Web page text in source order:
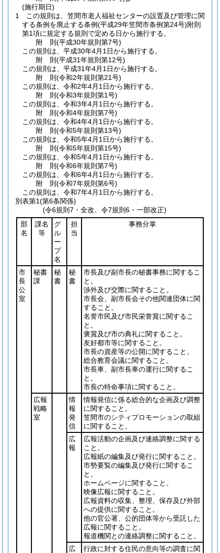
(施行期日)
1
この規則は、笠間市老人福祉センターの設置及び管理に関
する条例を廃止する条例(平成29年笠間市条例第24号)附則
第1項に規定する規則で定める日から施行する。
附 則(平成30年規則第7号)
この規則は、平成30年4月1日から施行する。
附 則(平成31年規則第12号)
この規則は、平成31年4月1日から施行する。
附 則(令和2年規則第21号)
この規則は、令和2年4月1日から施行する。
附 則(令和3年規則第1号)
この規則は、令和3年4月1日から施行する。
附 則(令和4年規則第7号)
この規則は、令和4年4月1日から施行する。
附 則(令和5年規則第13号)
この規則は、令和5年4月1日から施行する。
附 則(令和5年規則第15号)
この規則は、令和5年4月1日から施行する。
附 則(令和6年規則第7号)
この規則は、令和6年4月1日から施行する。
附 則(令和7年規則第6号)
この規則は、令和7年4月1日から施行する。
別表第1(第6条関係)
(令6規則7・全改、令7規則6・一部改正)
部
名
課名
等
グ
ル
ー
プ
名
担
当
事務分掌
市
長
公
室
秘書
課
秘
書
秘
書
市長及び副市長の秘書事務に関するこ
と。
渉外及び交際に関すること。
市長会、副市長会その他関連団体に関
すること。
名誉市民及び市民栄誉賞に関するこ
と。
褒賞及び市の典礼に関すること。
友好都市等に関すること。
市長の資産等の公開に関すること。
総合教育会議に関すること。
市長車、副市長車の運行に関するこ
と。
市長の特命事項に関すること。
広報
戦略
室
情
報
発
信
情報発信に係る総合的な企画及び調整
に関すること。
笠間市のシティプロモーションの取組
に関すること。
広
報
広報活動の企画及び連絡調整に関する
こと。
広報紙の編集及び発行に関すること。
市勢要覧の編集及び発行に関するこ
と。
ホームページに関すること。
映像広報に関すること。
広報資料の収集、整理、保存及び外部
への提供に関すること。
他の官公署、公的団体等から受託した
広報に関すること。
報道機関との連絡調整に関すること。
広
行政に対する住民の意向等の調査に関